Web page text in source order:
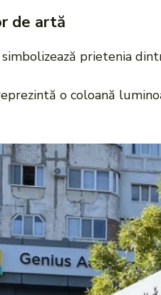
de artă
prietenia
o coloană